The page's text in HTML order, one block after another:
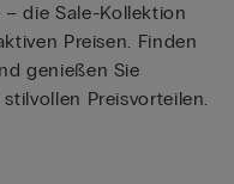
die Sale-Kollektion
Preisen. Finden
genießen Sie
Preisvorteilen.